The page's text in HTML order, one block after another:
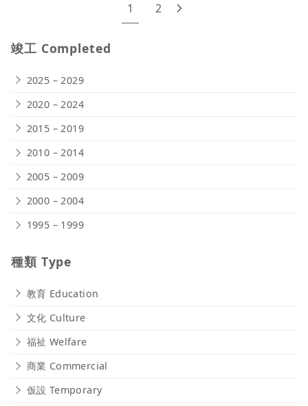
1 2
竣工 Completed
2025 – 2029
2020 – 2024
2015 – 2019
2010 – 2014
2005 – 2009
2000 – 2004
1995 – 1999
種類 Type
教育 Education
文化 Culture
福祉 Welfare
商業 Commercial
仮設 Temporary